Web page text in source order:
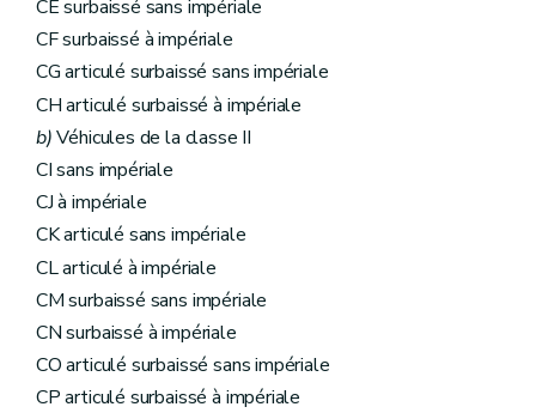
CE surbaissé sans impériale
CF surbaissé à impériale
CG articulé surbaissé sans impériale
CH articulé surbaissé à impériale
b)Véhicules de la classe II
CI sans impériale
CJ à impériale
CK articulé sans impériale
CL articulé à impériale
CM surbaissé sans impériale
CN surbaissé à impériale
CO articulé surbaissé sans impériale
CP articulé surbaissé à impériale